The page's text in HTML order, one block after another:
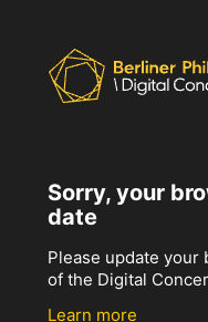
Sorry, your
date
Please update your
of the Digital
Learn more